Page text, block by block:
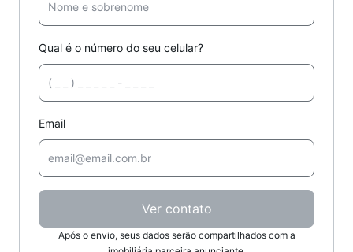
Qual é o número do seu celular?
Email
Ver contato
Após o envio, seus dados serão compartilhados com a